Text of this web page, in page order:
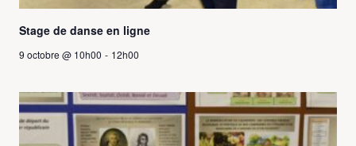
Stage de danse en ligne
9 octobre @ 10h00 - 12h00